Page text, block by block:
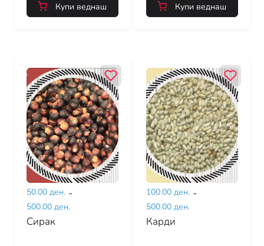
Купи веднаш Купи веднаш
50.00 ден. -
500.00 ден.
Сирак
100.00 ден. -
500.00 ден.
Карди